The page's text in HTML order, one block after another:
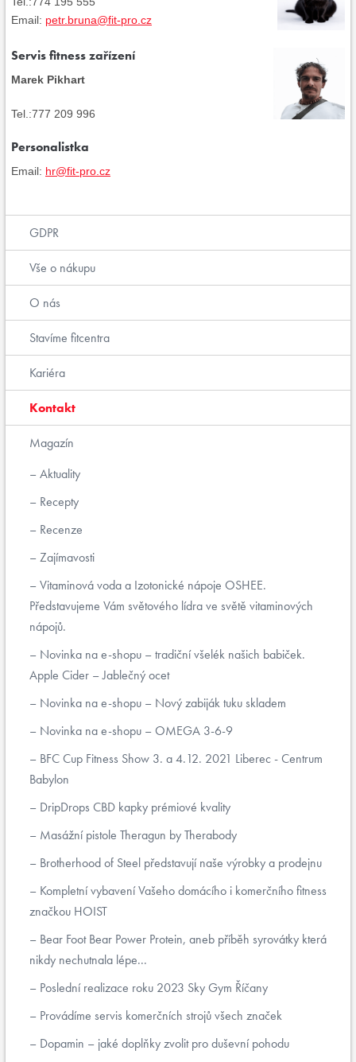
Email: petr.bruna@fit-pro.cz
Servis fitness zařízení
Marek Pikhart
Tel.:777 209 996
Personalistka
Email: hr@fit-pro.cz
GDPR
Vše o nákupu
O nás
Stavíme fitcentra
Kariéra
Kontakt
Magazín
Aktuality
Recepty
Recenze
Zajímavosti
Vitaminová voda a Izotonické nápoje OSHEE.
Představujeme Vám světového lídra ve světě vitaminových
nápojů.
Novinka na e-shopu – tradiční všelék našich babiček.
Apple Cider – Jablečný ocet
Novinka na e-shopu – Nový zabiják tuku skladem
Novinka na e-shopu – OMEGA 3-6-9
BFC Cup Fitness Show 3. a 4.12. 2021 Liberec - Centrum
Babylon
DripDrops CBD kapky prémiové kvality
Masážní pistole Theragun by Therabody
Brotherhood of Steel představují naše výrobky a prodejnu
Kompletní vybavení Vašeho domácího i komerčního fitness
značkou HOIST
Bear Foot Bear Power Protein, aneb příběh syrovátky která
nikdy nechutnala lépe...
Poslední realizace roku 2023 Sky Gym Říčany
Provádíme servis komerčních strojů všech značek
Dopamin – jaké doplňky zvolit pro duševní pohodu